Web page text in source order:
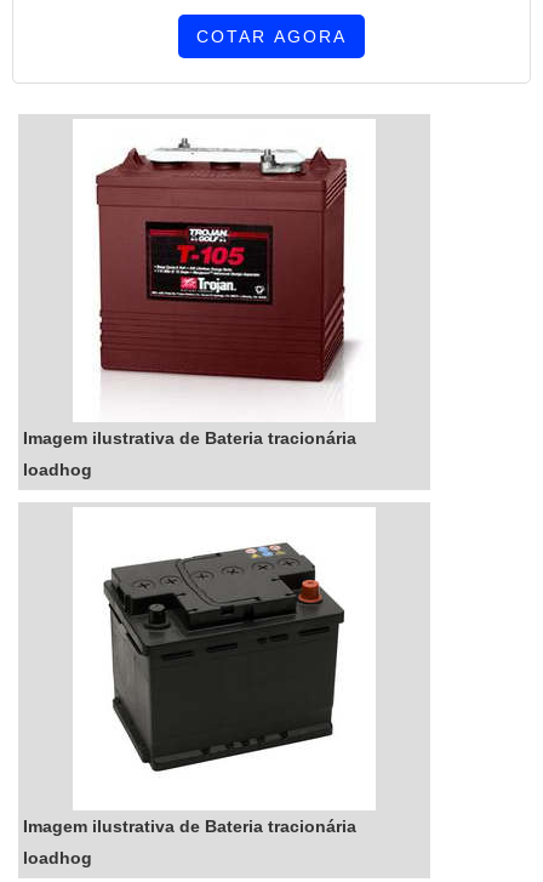
COTAR AGORA
Imagem ilustrativa de Bateria tracionária
loadhog
Imagem ilustrativa de Bateria tracionária
loadhog